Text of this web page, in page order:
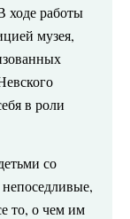
ходе работы
музея,
в роли
со
то, о чем им